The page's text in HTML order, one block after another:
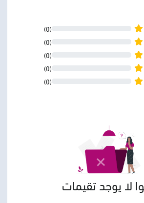
(0)
(0)
(0)
(0)
(0)
لا يوجد تقيمات